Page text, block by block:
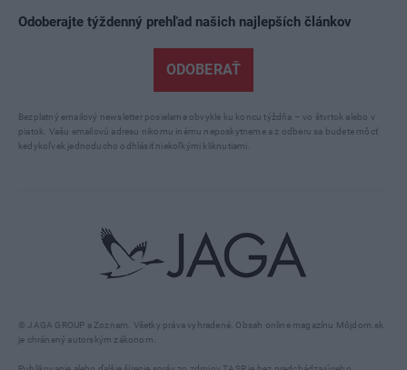
© JAGA GROUP a Zoznam. Všetky práva vyhradené. Obsah online magazínu Môjdom.sk
je chránený autorským zákonom.
Odoberajte týždenný prehľad našich najlepších článkov
ODOBERAŤ
Bezplatný emailový newsletter posielame obvykle ku koncu týždňa – vo štvrtok alebo v
piatok. Vašu emailovú adresu nikomu inému neposkytneme a z odberu sa budete môcť
kedykoľvek jednoducho odhlásiť niekoľkými kliknutiami.